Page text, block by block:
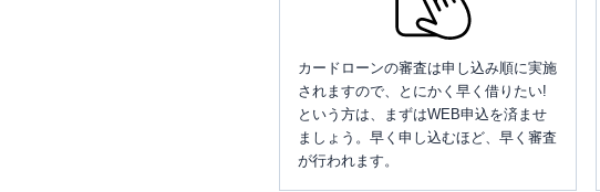
カードローンの審査は申し込み順に実施
されますので、とにかく早く借りたい!
という方は、まずはWEB申込を済ませ
ましょう。早く申し込むほど、早く審査
が行われます。